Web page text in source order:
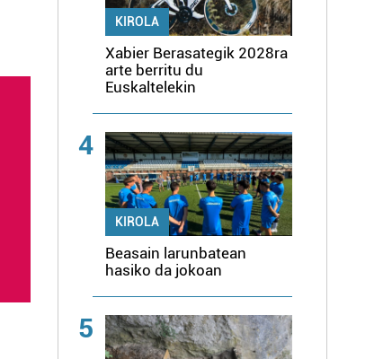
KIROLA
Xabier Berasategik 2028ra
arte berritu du
Euskaltelekin
4
KIROLA
Beasain larunbatean
hasiko da jokoan
5